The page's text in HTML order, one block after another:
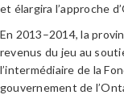
et élargira l’approche
En 2013–2014, la
revenus du jeu au
l’intermédiaire de la
gouvernement de